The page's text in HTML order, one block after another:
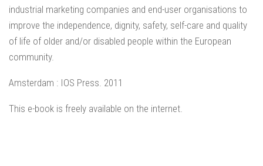
industrial marketing companies and end-user organisations to
improve the independence, dignity, safety, self-care and quality
of life of older and/or disabled people within the European
community.
Amsterdam : IOS Press. 2011
This e-book is freely available on the internet.